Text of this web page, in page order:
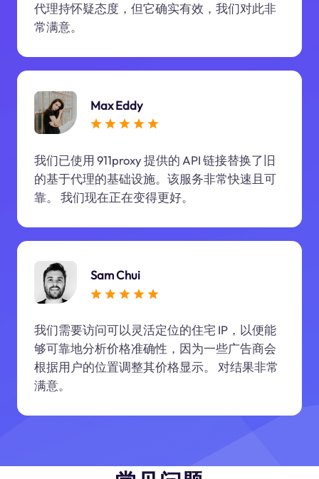
代理持怀疑态度，但它确实有效，我们对此非
常满意。
Max Eddy
我们已使用 911proxy 提供的 API 链接替换了旧
的基于代理的基础设施。该服务非常快速且可
靠。 我们现在正在变得更好。
Sam Chui
我们需要访问可以灵活定位的住宅 IP，以便能
够可靠地分析价格准确性，因为一些广告商会
根据用户的位置调整其价格显示。 对结果非常
满意。